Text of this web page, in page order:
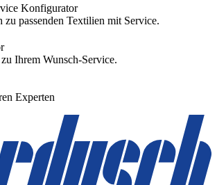
Konfigurator
passenden Textilien mit Service.
Ihrem Wunsch-Service.
Experten